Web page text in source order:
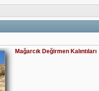
Mağarcık Değirmen Kalıntıları